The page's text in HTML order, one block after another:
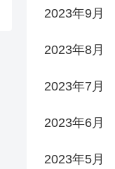
2023年9月
2023年8月
2023年7月
2023年6月
2023年5月